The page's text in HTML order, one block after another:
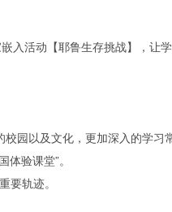
活动【耶鲁生存挑战】，让
以及文化，更加深入的学习
验课堂”。
轨迹。